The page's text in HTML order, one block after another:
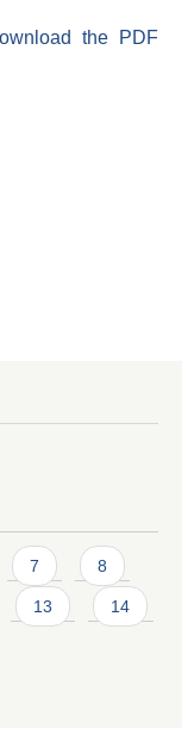
the PDF
7 8
13
14